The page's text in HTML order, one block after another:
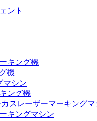
ント
キング機
機
マシン
ング機
スレーザーマーキングマ
キングマシン